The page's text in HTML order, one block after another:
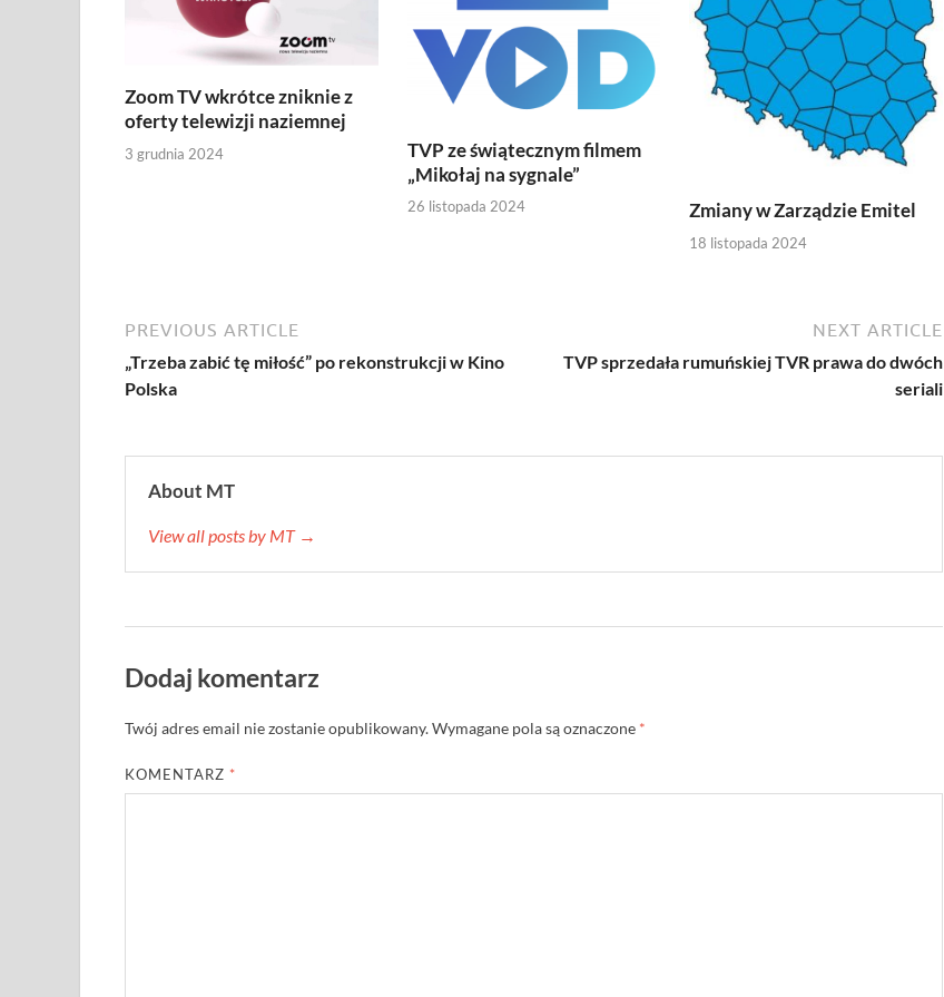
Zoom TV wkrótce zniknie z
oferty telewizji naziemnej
3 grudnia 2024
TVP ze świątecznym filmem
„Mikołaj na sygnale”
26 listopada 2024 Zmiany w Zarządzie Emitel
18 listopada 2024
PREVIOUS ARTICLE
„Trzeba zabić tę miłość” po rekonstrukcji w Kino
Polska
NEXT ARTICLE
TVP sprzedała rumuńskiej TVR prawa do dwóch
seriali
About MT
View all posts by MT →
Dodaj komentarz
Twój adres email nie zostanie opublikowany.Wymagane pola są oznaczone *
KOMENTARZ *